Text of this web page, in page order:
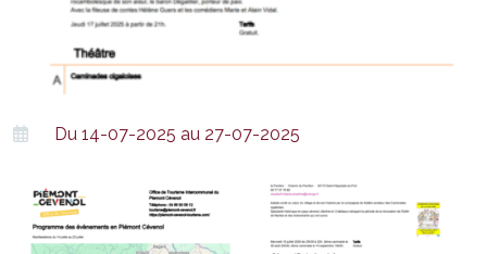
Du 14-07-2025 au 27-07-2025